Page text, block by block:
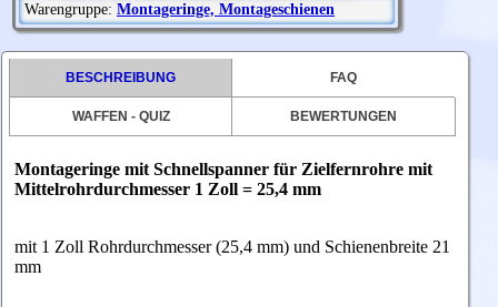
Warengruppe: Montageringe, Montageschienen
BESCHREIBUNG FAQ
WAFFEN - QUIZ BEWERTUNGEN
Montageringe mit Schnellspanner für Zielfernrohre mit
Mittelrohrdurchmesser 1 Zoll = 25,4 mm
mit 1 Zoll Rohrdurchmesser (25,4 mm) und Schienenbreite 21
mm